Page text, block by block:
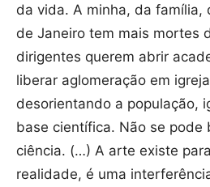
da vida. A minha, da família,
de Janeiro tem mais mortes
dirigentes querem abrir
liberar aglomeração em
desorientando a população,
base científica. Não se pode
ciência. (…) A arte existe
realidade, é uma